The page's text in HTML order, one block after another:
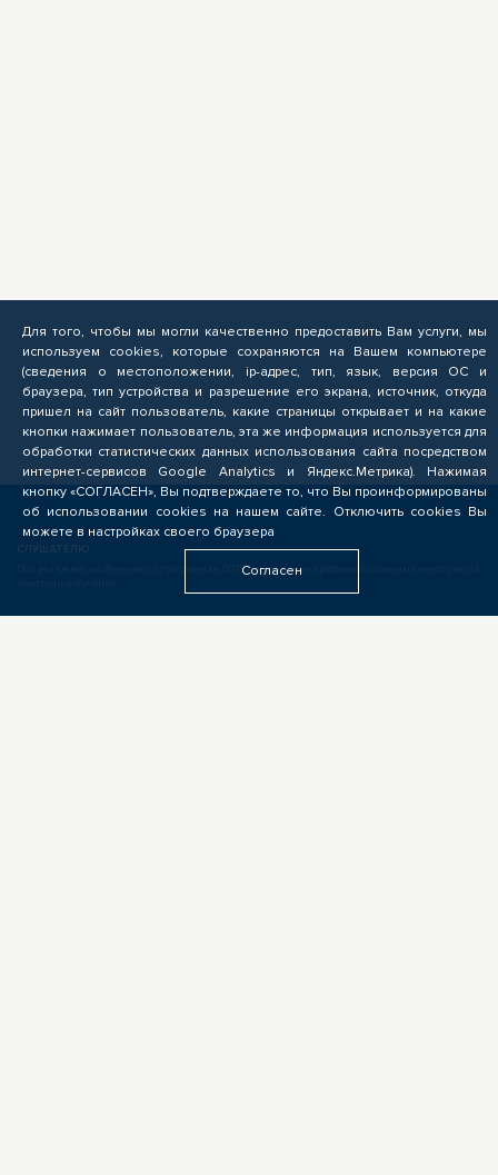
СЛУШАТЕЛЮ
Подача заявок на обучение по программам ОПП, прохождение профориентационных мероприятий,
Для того, чтобы мы могли качественно предоставить Вам услуги, мы
используем cookies, которые сохраняются на Вашем компьютере
(сведения о местоположении, ip-адрес, тип, язык, версия ОС и
браузера, тип устройства и разрешение его экрана, источник, откуда
пришел на сайт пользователь, какие страницы открывает и на какие
кнопки нажимает пользователь, эта же информация используется для
обработки статистических данных использования сайта посредством
интернет-сервисов Google Analytics и Яндекс.Метрика). Нажимая
кнопку «СОГЛАСЕН», Вы подтверждаете то, что Вы проинформированы
об использовании cookies на нашем сайте. Отключить cookies Вы
можете в настройках своего браузера
Согласен